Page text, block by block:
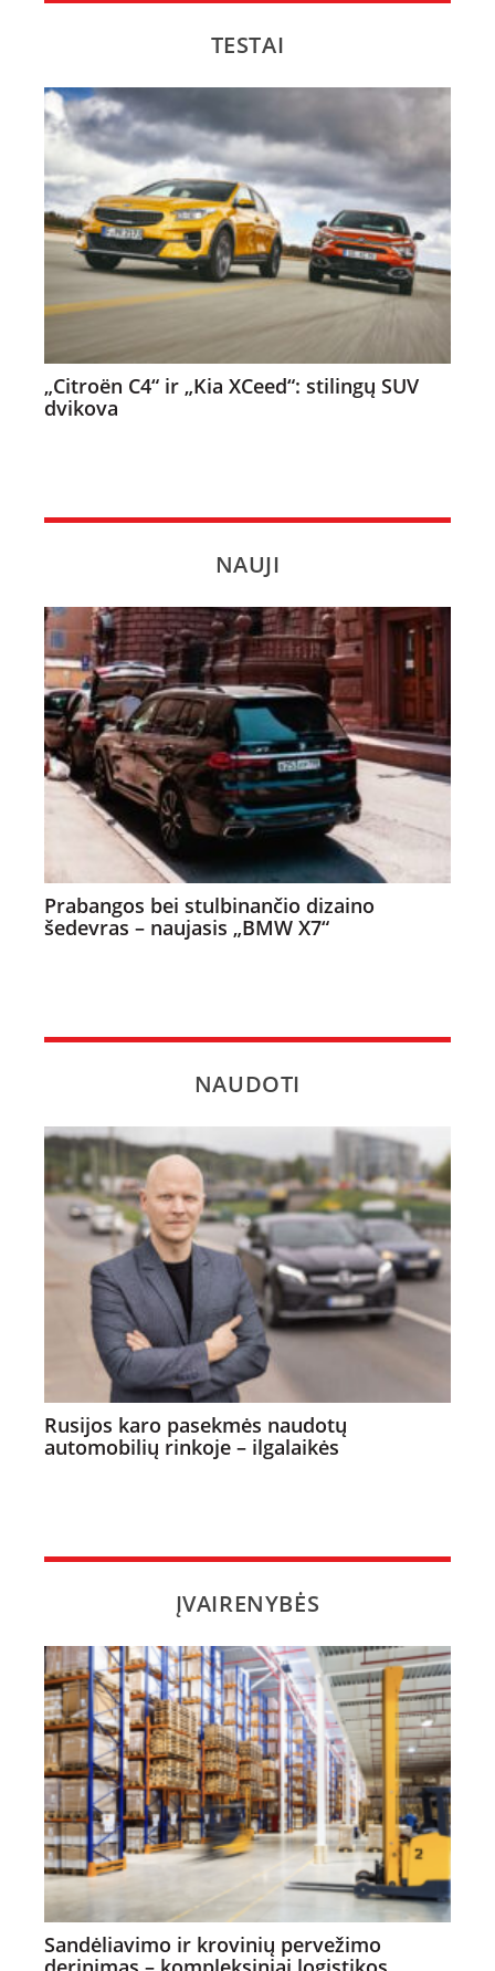
TESTAI
„Citroën C4“ ir „Kia XCeed“: stilingų SUV
dvikova
NAUJI
Prabangos bei stulbinančio dizaino
šedevras – naujasis „BMW X7“
NAUDOTI
Rusijos karo pasekmės naudotų
automobilių rinkoje – ilgalaikės
ĮVAIRENYBĖS
Sandėliavimo ir krovinių pervežimo